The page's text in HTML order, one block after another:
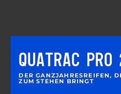
QUATRAC PRO
DER GANZJAHRESREIFEN,
ZUM STEHEN BRINGT